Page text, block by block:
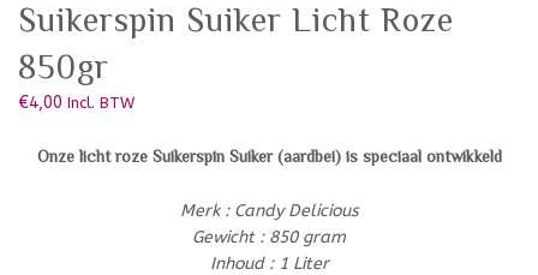
Suikerspin Suiker Licht Roze
850gr
€4,00 Incl. BTW
Onze licht roze Suikerspin Suiker (aardbei) is speciaal ontwikkeld
Merk : Candy Delicious
Gewicht : 850 gram
Inhoud : 1 Liter